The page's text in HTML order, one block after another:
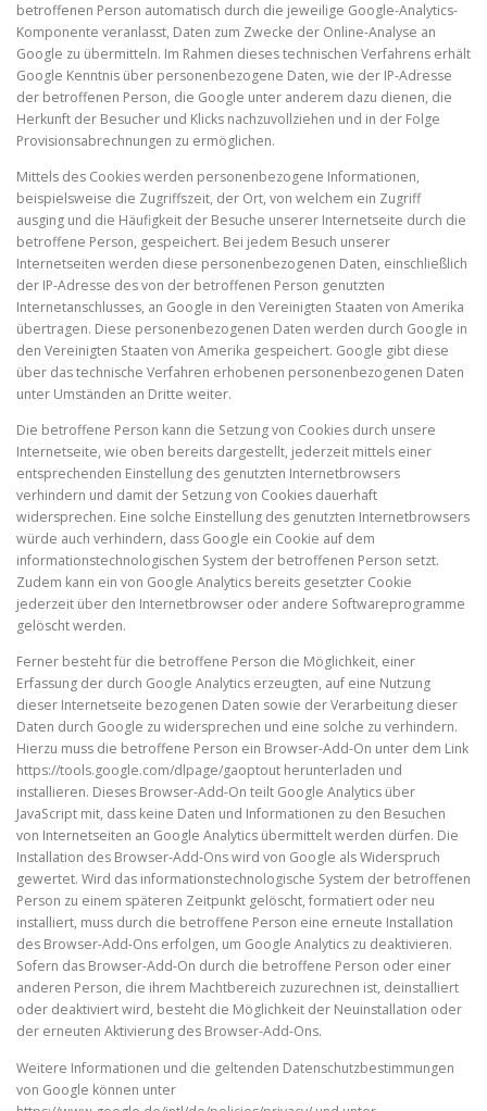
betroffenen Person automatisch durch die jeweilige Google-Analytics-
Komponente veranlasst, Daten zum Zwecke der Online-Analyse an
Google zu übermitteln. Im Rahmen dieses technischen Verfahrens erhält
Google Kenntnis über personenbezogene Daten, wie der IP-Adresse
der betroffenen Person, die Google unter anderem dazu dienen, die
Herkunft der Besucher und Klicks nachzuvollziehen und in der Folge
Provisionsabrechnungen zu ermöglichen.
Mittels des Cookies werden personenbezogene Informationen,
beispielsweise die Zugriffszeit, der Ort, von welchem ein Zugriff
ausging und die Häufigkeit der Besuche unserer Internetseite durch die
betroffene Person, gespeichert. Bei jedem Besuch unserer
Internetseiten werden diese personenbezogenen Daten, einschließlich
der IP-Adresse des von der betroffenen Person genutzten
Internetanschlusses, an Google in den Vereinigten Staaten von Amerika
übertragen. Diese personenbezogenen Daten werden durch Google in
den Vereinigten Staaten von Amerika gespeichert. Google gibt diese
über das technische Verfahren erhobenen personenbezogenen Daten
unter Umständen an Dritte weiter.
Die betroffene Person kann die Setzung von Cookies durch unsere
Internetseite, wie oben bereits dargestellt, jederzeit mittels einer
entsprechenden Einstellung des genutzten Internetbrowsers
verhindern und damit der Setzung von Cookies dauerhaft
widersprechen. Eine solche Einstellung des genutzten Internetbrowsers
würde auch verhindern, dass Google ein Cookie auf dem
informationstechnologischen System der betroffenen Person setzt.
Zudem kann ein von Google Analytics bereits gesetzter Cookie
jederzeit über den Internetbrowser oder andere Softwareprogramme
gelöscht werden.
Ferner besteht für die betroffene Person die Möglichkeit, einer
Erfassung der durch Google Analytics erzeugten, auf eine Nutzung
dieser Internetseite bezogenen Daten sowie der Verarbeitung dieser
Daten durch Google zu widersprechen und eine solche zu verhindern.
Hierzu muss die betroffene Person ein Browser-Add-On unter dem Link
https://tools.google.com/dlpage/gaoptout herunterladen und
installieren. Dieses Browser-Add-On teilt Google Analytics über
JavaScript mit, dass keine Daten und Informationen zu den Besuchen
von Internetseiten an Google Analytics übermittelt werden dürfen. Die
Installation des Browser-Add-Ons wird von Google als Widerspruch
gewertet. Wird das informationstechnologische System der betroffenen
Person zu einem späteren Zeitpunkt gelöscht, formatiert oder neu
installiert, muss durch die betroffene Person eine erneute Installation
des Browser-Add-Ons erfolgen, um Google Analytics zu deaktivieren.
Sofern das Browser-Add-On durch die betroffene Person oder einer
anderen Person, die ihrem Machtbereich zuzurechnen ist, deinstalliert
oder deaktiviert wird, besteht die Möglichkeit der Neuinstallation oder
der erneuten Aktivierung des Browser-Add-Ons.
Weitere Informationen und die geltenden Datenschutzbestimmungen
von Google können unter